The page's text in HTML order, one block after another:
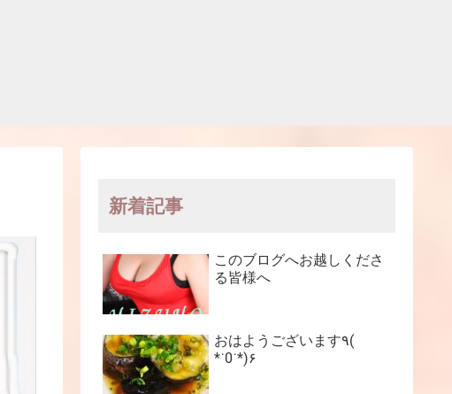
新着記事
このブログへお越しくださ
る皆様へ
おはようございます٩(
*˙0˙*)۶